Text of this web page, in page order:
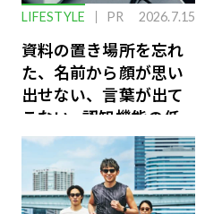
LIFESTYLE PR 2026.7.15
資料の置き場所を忘れ
た、名前から顔が思い
出せない、言葉が出て
こない…認知機能の低
下を救う、脳のインナ
ーケアとは